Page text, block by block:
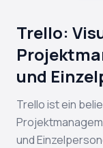
Trello:
und
Trello ist ein
und